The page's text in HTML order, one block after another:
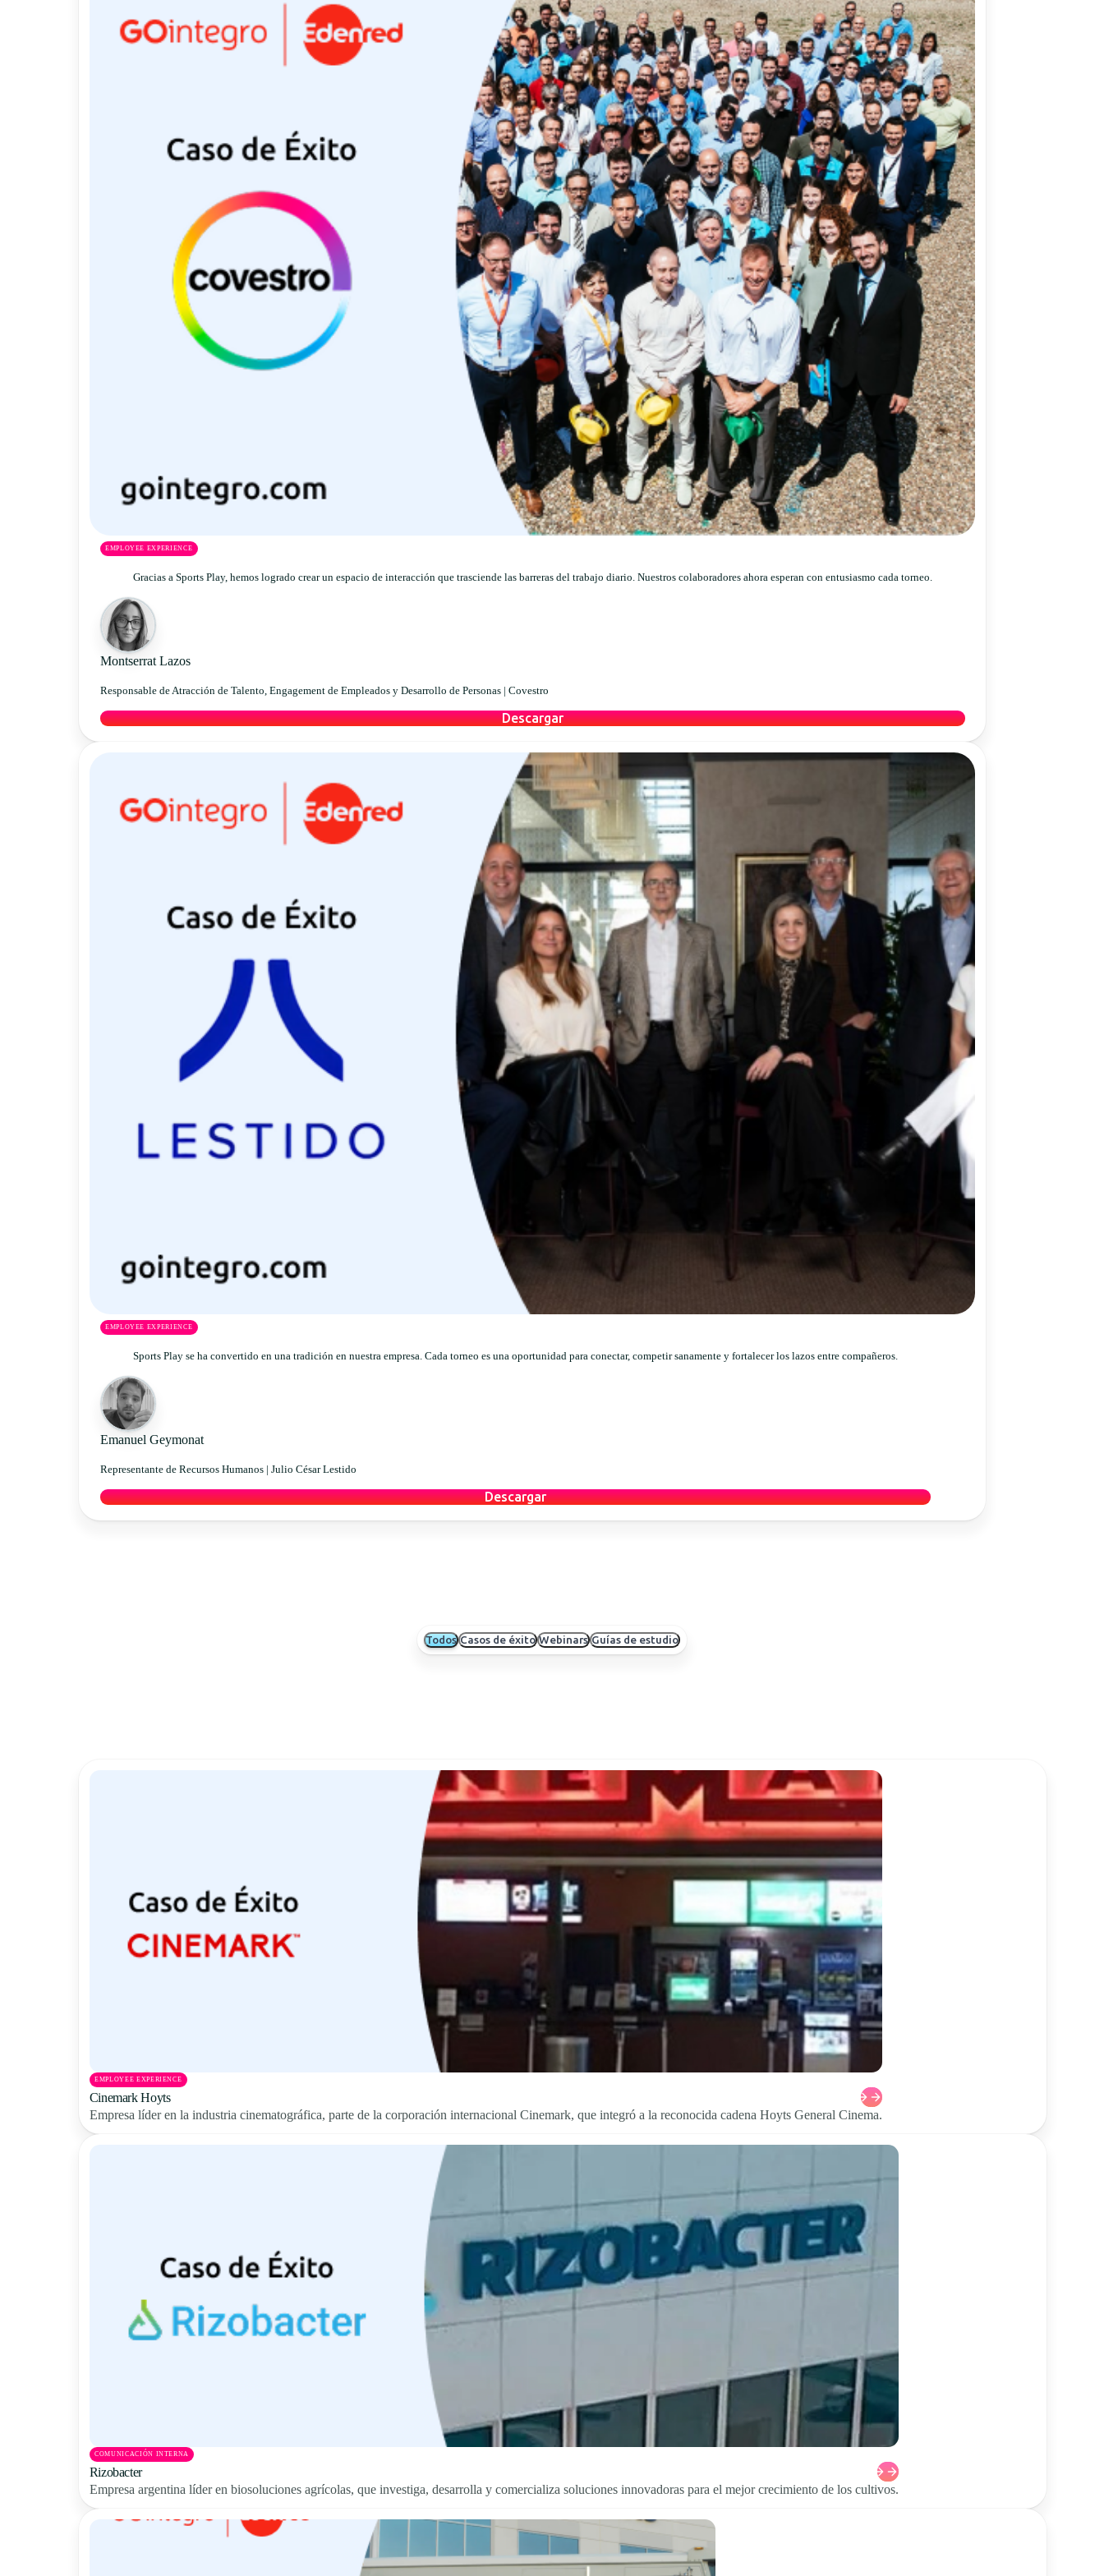
EMPLOYEE EXPERIENCE
Gracias a Sports Play, hemos logrado crear un espacio de interacción que trasciende las barreras del trabajo diario. Nuestros colaboradores ahora esperan con entusiasmo cada torneo.
Montserrat Lazos
Responsable de Atracción de Talento, Engagement de Empleados y Desarrollo de Personas | Covestro
Descargar
EMPLOYEE EXPERIENCE
Sports Play se ha convertido en una tradición en nuestra empresa. Cada torneo es una oportunidad para conectar, competir sanamente y fortalecer los lazos entre compañeros.
Emanuel Geymonat
Representante de Recursos Humanos | Julio César Lestido
Descargar
Todos Casos de éxito Webinars Guías de estudio
EMPLOYEE EXPERIENCE
Cinemark Hoyts
Empresa líder en la industria cinematográfica, parte de la corporación internacional Cinemark, que integró a la reconocida cadena Hoyts General Cinema.
COMUNICACIÓN INTERNA
Rizobacter
Empresa argentina líder en biosoluciones agrícolas, que investiga, desarrolla y comercializa soluciones innovadoras para el mejor crecimiento de los cultivos.